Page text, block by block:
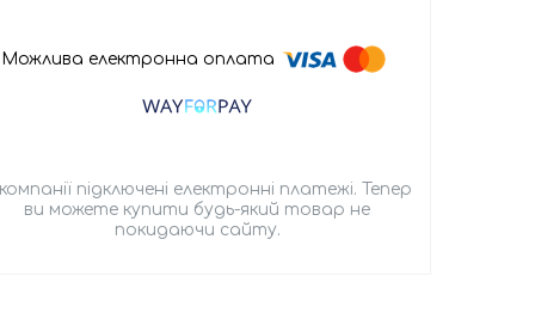
підключені електронні платежі. Тепер
ви можете купити будь-який товар не
покидаючи сайту.